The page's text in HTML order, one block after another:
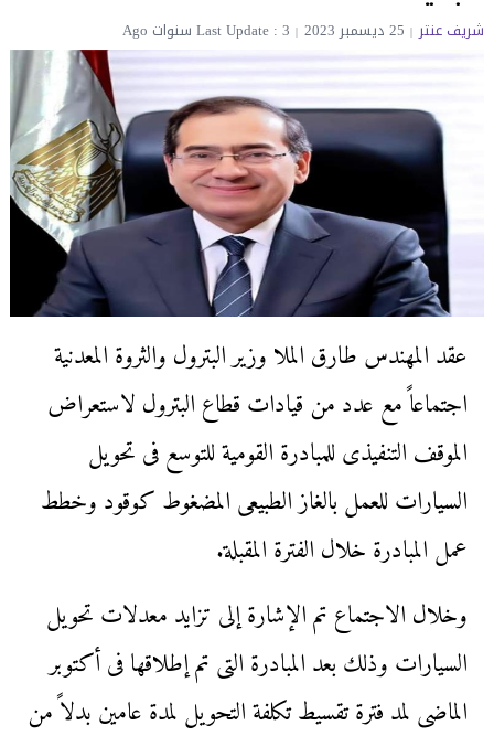
شريف عنتر 25 ديسمبر 2023 Last Update : 3 سنوات Ago
عقد المهندس طارق الملا وزير البترول والثروة المعدنية
اجتماعاً مع عدد من قيادات قطاع البترول لاستعراض
الموقف التنفيذى للمبادرة القومية للتوسع فى تحويل
السيارات للعمل بالغاز الطبيعى المضغوط كوقود وخطط
عمل المبادرة خلال الفترة المقبلة.
وخلال الاجتماع تم الإشارة إلى تزايد معدلات تحويل
السيارات وذلك بعد المبادرة التى تم إطلاقها فى أكتوبر
الماضى لمد فترة تقسيط تكلفة التحويل لمدة عامين بدلاً من